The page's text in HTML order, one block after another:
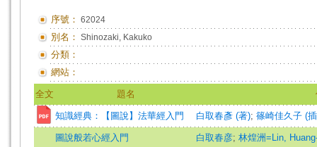
序號： 62024
別名： Shinozaki, Kakuko
分類：
網站：
全文 題名
知識經典：【圖說】法華經入門 白取春彥 (著); 篠崎佳久子 (
圖說般若心經入門 白取春彦; 林煌洲=Lin,